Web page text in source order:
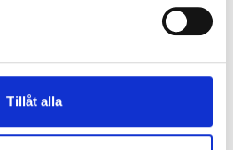
Tillåt alla
som standard
RAL 9010